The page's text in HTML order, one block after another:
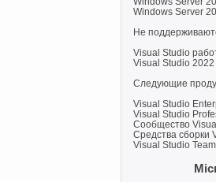
Windows Server
Не
Visual Studio
Visual Studio
Следующие
Visual Studio
Visual Studio
Сообщество
Средства сборки
Visual Studio